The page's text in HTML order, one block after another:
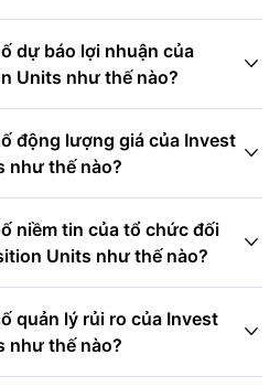
dự báo lợi nhuận của
Units như thế nào?

động lượng giá của Invest
như thế nào?

niềm tin của tổ chức đối
Units như thế nào?

quản lý rủi ro của Invest
như thế nào?
